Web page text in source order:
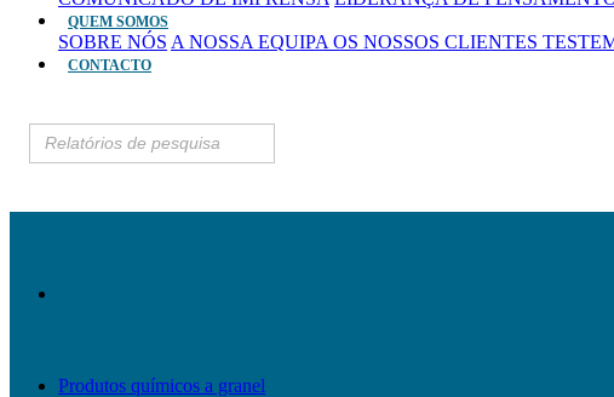
QUEM SOMOS
SOBRE NÓS A NOSSA EQUIPA OS NOSSOS CLIENTES
CONTACTO
Produtos químicos a granel